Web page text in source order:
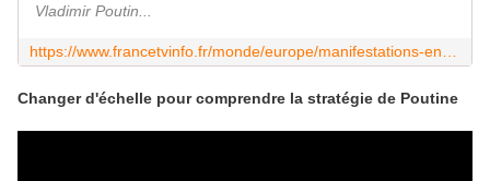
Vladimir Poutin...
Changer d'échelle pour comprendre la stratégie de Poutine